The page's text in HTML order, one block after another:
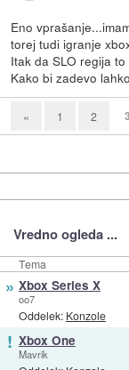
Eno
torej tudi igranje
Itak da SLO regija
Kako bi zadevo
« 1 2
Vredno ogleda ...
Tema
» Xbox Series X
oo7
Oddelek: Konzole
! Xbox One
Mavrik